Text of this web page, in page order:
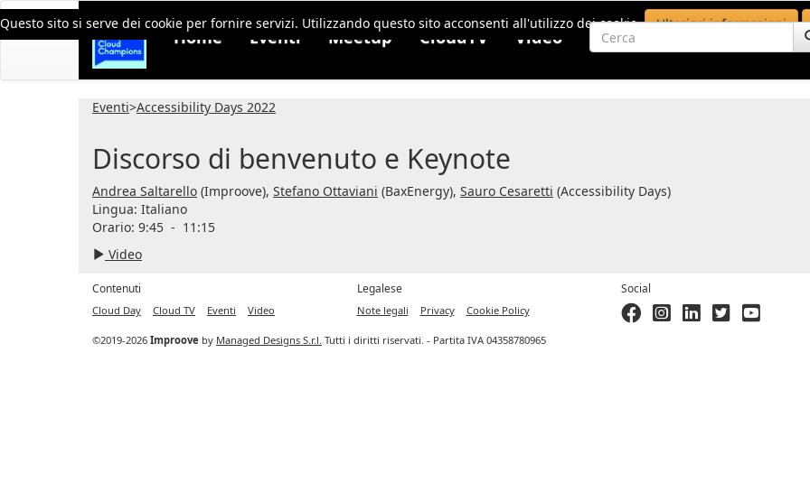
Questo sito si serve dei cookie per fornire servizi. Utilizzando questo sito acconsenti all'utilizzo dei cookie. Ulteriori informazioni
Home Eventi Meetup CloudTV Video
Eventi>Accessibility Days 2022
Discorso di benvenuto e Keynote
Andrea Saltarello (Improove), Stefano Ottaviani (BaxEnergy), Sauro Cesaretti (Accessibility Days)
Lingua: Italiano
Orario: 9:45 - 11:15
Video
Contenuti
Cloud Day Cloud TV Eventi Video
Legalese
Note legali Privacy Cookie Policy
Social
©2019-2026 Improove by Managed Designs S.r.l. Tutti i diritti riservati. - Partita IVA 04358780965